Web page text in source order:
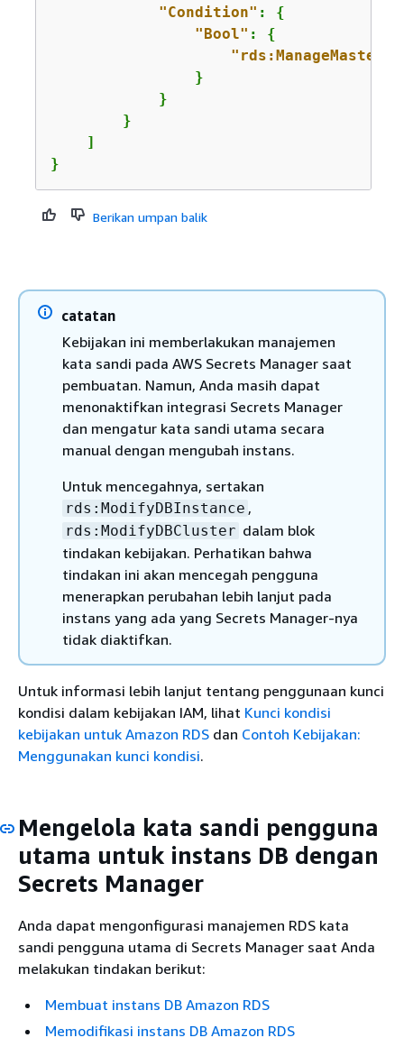
"Condition" : {
"Bool" : {
                }
            }
        }
    ]
}
Berikan umpan balik
catatan
Kebijakan ini memberlakukan manajemen
kata sandi pada AWS Secrets Manager saat
pembuatan. Namun, Anda masih dapat
menonaktifkan integrasi Secrets Manager
dan mengatur kata sandi utama secara
manual dengan mengubah instans.
Untuk mencegahnya, sertakan
rds:ModifyDBInstance ,
rds:ModifyDBCluster dalam blok
tindakan kebijakan. Perhatikan bahwa
tindakan ini akan mencegah pengguna
menerapkan perubahan lebih lanjut pada
instans yang ada yang Secrets Manager-nya
tidak diaktifkan.
Untuk informasi lebih lanjut tentang penggunaan kunci
kondisi dalam kebijakan IAM, lihat Kunci kondisi
kebijakan untuk Amazon RDS dan Contoh Kebijakan:
Menggunakan kunci kondisi.
Mengelola kata sandi pengguna
utama untuk instans DB dengan
Secrets Manager
Anda dapat mengonfigurasi manajemen RDS kata
sandi pengguna utama di Secrets Manager saat Anda
melakukan tindakan berikut:
Membuat instans DB Amazon RDS
Memodifikasi instans DB Amazon RDS